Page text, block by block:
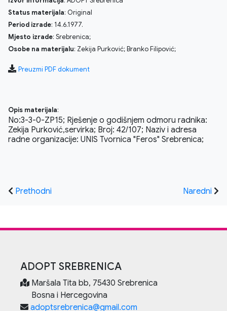
Status materijala: Original
Period izrade: 14.6.1977.
Mjesto izrade: Srebrenica;
Osobe na materijalu: Zekija Purković; Branko Filipović;
Preuzmi PDF dokument
Opis materijala:
No:3-3-0-ZP15; Rješenje o godišnjem odmoru radnika:
Zekija Purković,servirka; Broj: 42/107; Naziv i adresa
radne organizacije: UNIS Tvornica "Feros" Srebrenica;
Prethodni Naredni
ADOPT SREBRENICA
Maršala Tita bb, 75430 Srebrenica
Bosna i Hercegovina
adoptsrebrenica@gmail.com